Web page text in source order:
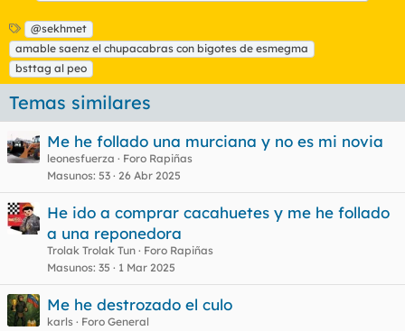
E
t
i
q
e
t
a
s
@sekhmet
amable saenz el chupacabras con bigotes de esmegma
bsttag al peo
Temas similares
Me he follado una murciana y no es mi novia
leonesfuerza
Foro Rapiñas
Masunos 53 26 Abr 2025
He ido a comprar cacahuetes y me he follado
a una reponedora
Trolak Trolak Tun
Foro Rapiñas
Masunos 35 1 Mar 2025
Me he destrozado el culo
karls
Foro General